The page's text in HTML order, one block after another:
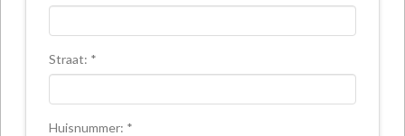
Straat: *
Huisnummer: *